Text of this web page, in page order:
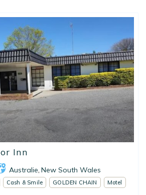
Inn
Australie, New South Wales
Cash & Smile GOLDEN CHAIN Motel